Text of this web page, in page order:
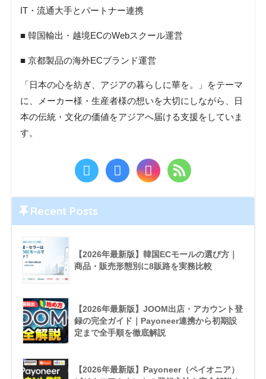
IT・流通大手とパートナー連携
■ 韓国輸出・越境ECのWebスクール運営
■ 京都製品の海外ECブランド運営
「日本の心を紡ぎ、アジアの暮らしに華を。」をテーマ
に、メーカー様・生産者様の想いを大切にしながら、日
本の伝統・文化の価値をアジアへ届ける支援をしていま
す。
Recent Posts
【2026年最新版】韓国ECモールの選び方｜
商品・販売形態別に8販路を実務比較
【2026年最新版】JOOM出店・アカウント登
録の完全ガイド｜Payoneer連携から初期設
定まで全手順を徹底解説
【2026年最新版】Payoneer（ペイオニア）